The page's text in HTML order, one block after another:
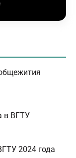
в ВГТУ
2024 года